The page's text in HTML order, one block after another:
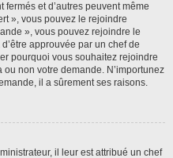
et d’autres peuvent même
», vous pouvez le rejoindre
», vous pouvez rejoindre le
approuvée par un chef de
pourquoi vous souhaitez rejoindre
non votre demande. N’importunez
il a sûrement ses raisons.
il leur est attribué un chef